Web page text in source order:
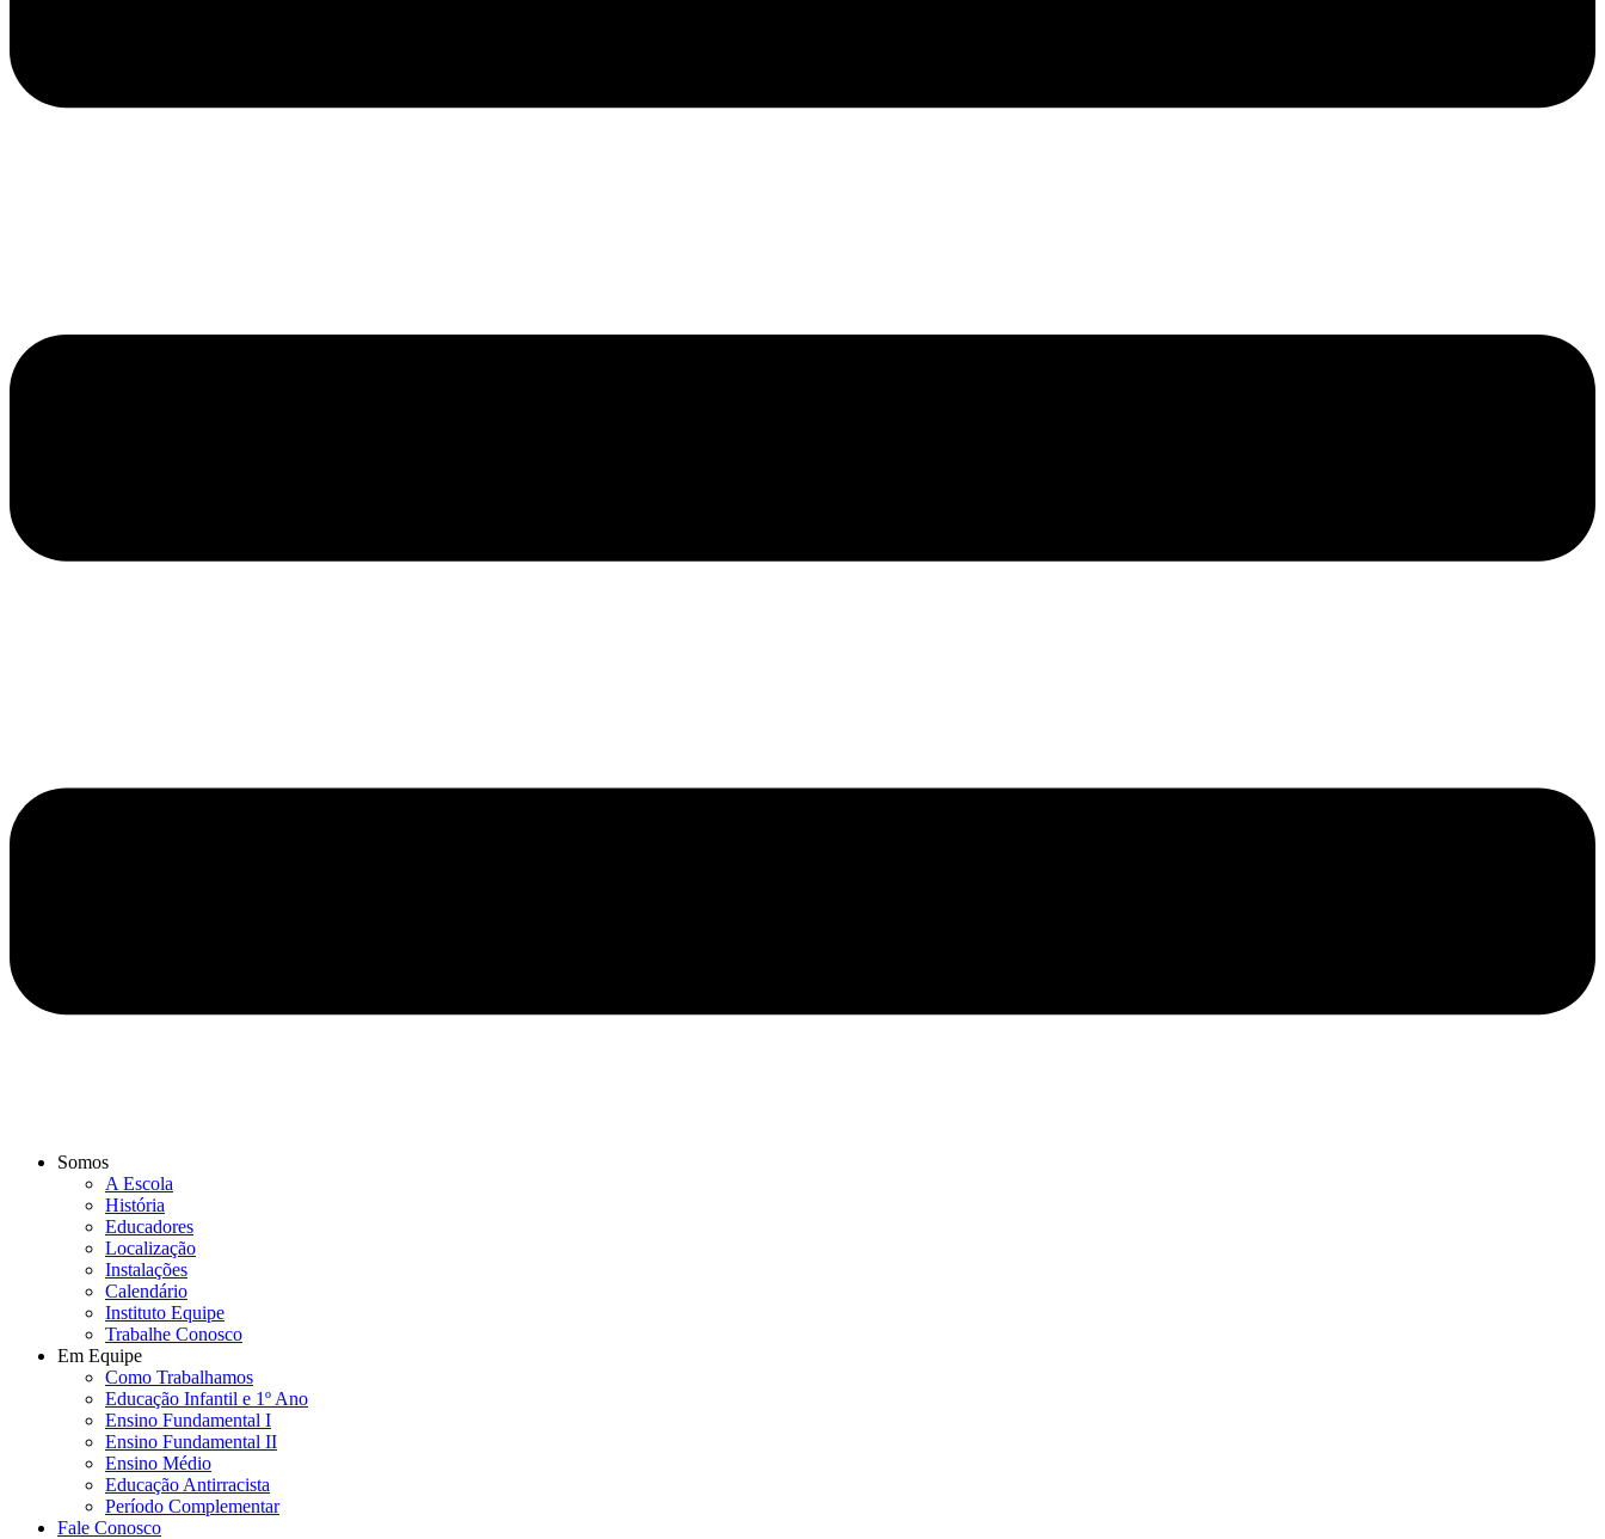
Somos
A Escola
História
Educadores
Localização
Instalações
Calendário
Instituto Equipe
Trabalhe Conosco
Em Equipe
Como Trabalhamos
Educação Infantil e 1º Ano
Ensino Fundamental I
Ensino Fundamental II
Ensino Médio
Educação Antirracista
Período Complementar
Fale Conosco